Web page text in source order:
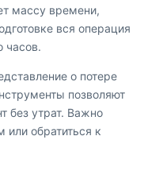
массу времени,
вся операция
часов.
о потере
позволяют
без утрат. Важно
или обратиться к